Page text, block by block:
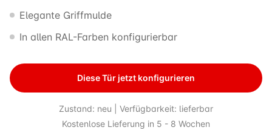
Elegante Griffmulde
In allen RAL-Farben konfigurierbar
Diese Tür jetzt konfigurieren
Zustand: neu | Verfügbarkeit: lieferbar
Kostenlose Lieferung in 5 - 8 Wochen